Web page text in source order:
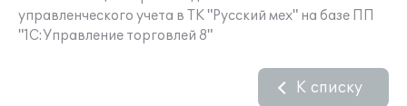
управленческого учета в ТК "Русский мех" на базе ПП
"1С:Управление торговлей 8"
К списку